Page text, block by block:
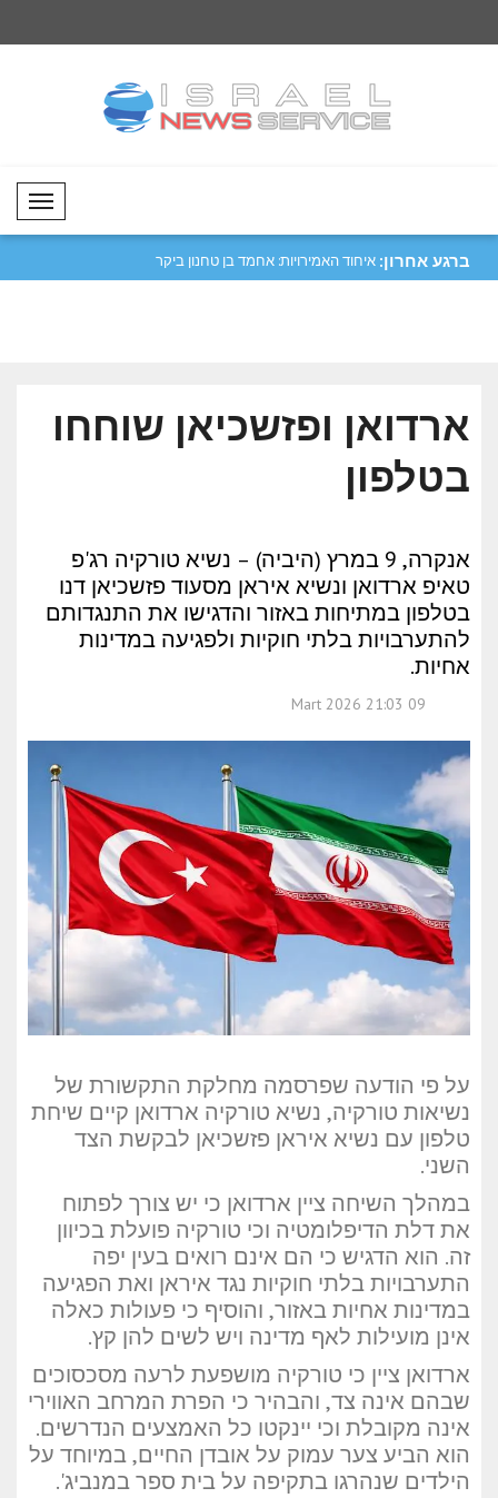
Mobil Menü
ברגע אחרון: איחוד האמירויות: אחמד בן טחנון ביקר את יישום עונש
ארדואן ופזשכיאן שוחחו
בטלפון
אנקרה, 9 במרץ (היביה) – נשיא טורקיה רג'פ
טאיפ ארדואן ונשיא איראן מסעוד פזשכיאן דנו
בטלפון במתיחות באזור והדגישו את התנגדותם
להתערבויות בלתי חוקיות ולפגיעה במדינות
אחיות.
09 Mart 2026 21:03
על פי הודעה שפרסמה מחלקת התקשורת של
נשיאות טורקיה, נשיא טורקיה ארדואן קיים שיחת
טלפון עם נשיא איראן פזשכיאן לבקשת הצד
השני.
במהלך השיחה ציין ארדואן כי יש צורך לפתוח
את דלת הדיפלומטיה וכי טורקיה פועלת בכיוון
זה. הוא הדגיש כי הם אינם רואים בעין יפה
התערבויות בלתי חוקיות נגד איראן ואת הפגיעה
במדינות אחיות באזור, והוסיף כי פעולות כאלה
אינן מועילות לאף מדינה ויש לשים להן קץ.
ארדואן ציין כי טורקיה מושפעת לרעה מסכסוכים
שבהם אינה צד, והבהיר כי הפרת המרחב האווירי
אינה מקובלת וכי יינקטו כל האמצעים הנדרשים.
הוא הביע צער עמוק על אובדן החיים, במיוחד על
הילדים שנהרגו בתקיפה על בית ספר במנביג'.